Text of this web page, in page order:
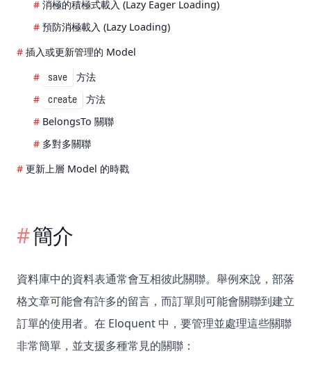
消極的積極式載入 (Lazy Eager Loading)
預防消極載入 (Lazy Loading)
插入或更新管理的 Model
save 方法
create
方法
BelongsTo 關聯
多對多關聯
更新上層 Model 的時戳
簡介
資料庫中的資料表通常會互相彼此關聯。舉例來說，部落
格文章可能會有許多的留言，而訂單則可能會關聯到建立
訂單的使用者。在 Eloquent 中，要管理並處理這些關聯
非常簡單，並支援多種常見的關聯：